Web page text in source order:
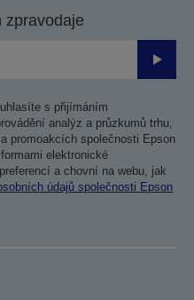
zpravodaje
s přijímáním
analýz a průzkumů trhu,
promoakcích společnosti Epson
elektronické
a chovní na webu, jak
údajů společnosti Epson